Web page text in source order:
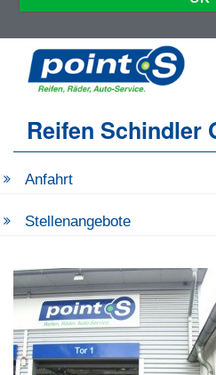
Reifen Schindler
Anfahrt
Stellenangebote